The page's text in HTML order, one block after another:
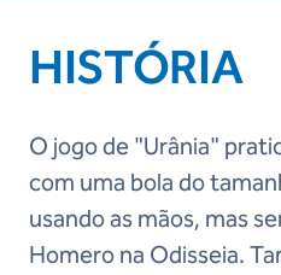
HISTÓRIA
O jogo de "Urânia"
com uma bola do
usando as mãos, mas
Homero na Odisseia.